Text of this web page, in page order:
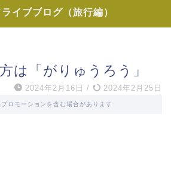
イブブログ（旅行編）
は「がりゅうろう」
2024年2月16日 / 2024年2月25日
ロモーションを含む場合があります